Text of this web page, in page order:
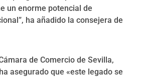
un enorme potencial de
ha añadido la consejera de
de Comercio de Sevilla,
asegurado que «este legado se